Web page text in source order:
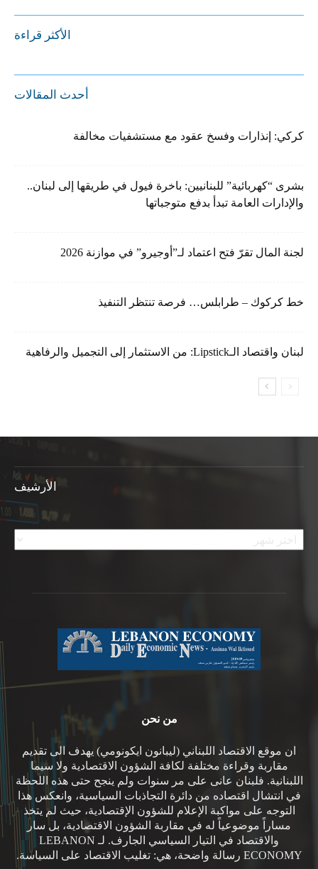
الأكثر قراءة
أحدث المقالات
كركي: إنذارات وفسخ عقود مع مستشفيات مخالفة
بشرى “كهربائية” للبنانيين: باخرة فيول في طريقها إلى لبنان..
والإدارات العامة تبدأ بدفع متوجباتها
لجنة المال تقرّ فتح اعتماد لـ”أوجيرو” في موازنة 2026
خط كركوك – طرابلس… فرصة تنتظر التنفيذ
لبنان واقتصاد الـLipstick: من الاستثمار إلى التجميل والرفاهية
الأرشيف
الأرشيف
من نحن
ان موقع الاقتصاد اللبناني (ليبانون ايكونومي) يهدف الى تقديم
مقاربة وقراءة مختلفة لكافة الشؤون الاقتصادية ولا سيما
اللبنانية. فلبنان عانى على مر سنوات ولم ينجح حتى هذه اللحظة
في انتشال اقتصاده من دائرة التجاذبات السياسية، وانعكس هذا
التوجه على مواكبة الإعلام للشؤون الإقتصادية، حيث لم يتخذ
مساراً موضوعياً له في مقاربة الشؤون الاقتصادية، بل سار
والاقتصاد في التيار السياسي الجارف. لـ LEBANON
ECONOMY رسالة واضحة، هي: تغليب الاقتصاد على السياسة.